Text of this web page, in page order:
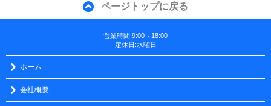
ページトップに戻る
営業時間:9:00～18:00
定休日:水曜日
ホーム
会社概要